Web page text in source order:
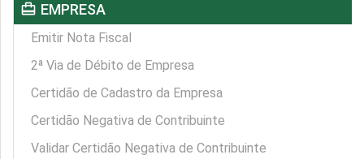
card_travel EMPRESA
Emitir Nota Fiscal
2ª Via de Débito de Empresa
Certidão de Cadastro da Empresa
Certidão Negativa de Contribuinte
Validar Certidão Negativa de Contribuinte